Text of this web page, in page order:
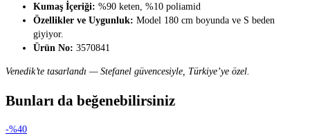
Kumaş İçeriği: %90 keten, %10 poliamid
Özellikler ve Uygunluk: Model 180 cm boyunda ve S beden
giyiyor.
Ürün No: 3570841
Venedik’te tasarlandı — Stefanel güvencesiyle, Türkiye’ye özel.
Bunları da beğenebilirsiniz
-%40